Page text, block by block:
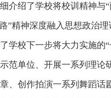
介绍了学校将校训精神与
”精神深度融入思想政治
学校下一步将大力实施的
范单位、开展一系列理
、创作拍演一系列舞蹈